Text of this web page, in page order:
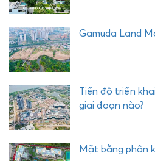
Gamuda Land
Tiến độ triển
giai đoạn nào?
Mặt bằng phân